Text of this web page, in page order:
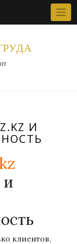
И
и
клиентов,